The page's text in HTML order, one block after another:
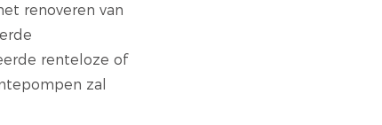
renoveren van
renteloze of
zal